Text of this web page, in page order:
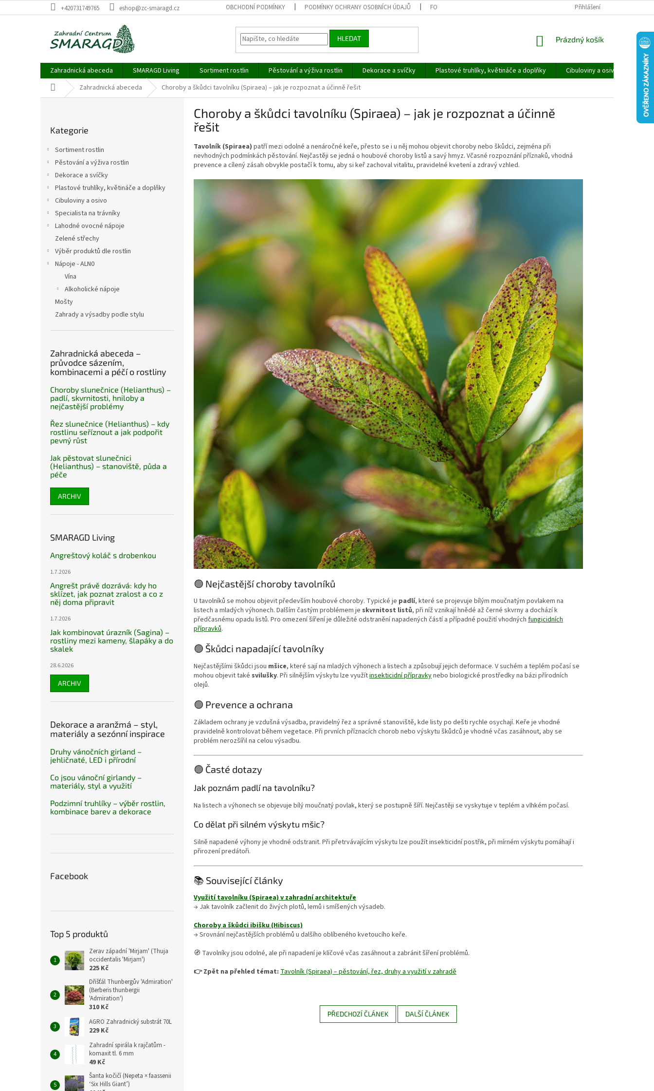
na
+420731749765 eshop@zc-smaragd.cz OBCHODNÍ PODMÍNKY PODMÍNKY OCHRANY OSOBNÍCH ÚDAJŮ FORMULÁŘ PRO UPLATNĚNÍ REKLAMACE REKLAMAČNÍ ŘÁD
Přihlášení
HLEDAT
NÁKUPNÍ
Prázdný košík
Zahradnická abeceda SMARAGD Living Sortiment rostlin Pěstování a výživa rostlin Dekorace a svíčky Plastové truhlíky, květináče a doplňky Cibuloviny a osivo
Domů Zahradnická abeceda Choroby a škůdci tavolníku (Spiraea) – jak je rozpoznat a účinně řešit
kategorie
Kategorie
Sortiment rostlin
Pěstování a výživa rostlin
Dekorace a svíčky
Plastové truhlíky, květináče a doplňky
Cibuloviny a osivo
Specialista na trávníky
Lahodné ovocné nápoje
Zelené střechy
Výběr produktů dle rostlin
Nápoje - ALN0
Vína
Alkoholické nápoje
Mošty
Zahrady a výsadby podle stylu
Zahradnická abeceda –
průvodce sázením,
kombinacemi a péčí o rostliny
Choroby slunečnice (Helianthus) –
padlí, skvrnitosti, hniloby a
nejčastější problémy
Řez slunečnice (Helianthus) – kdy
rostlinu seříznout a jak podpořit
pevný růst
Jak pěstovat slunečnici
(Helianthus) – stanoviště, půda a
péče
ARCHIV
SMARAGD Living
Angreštový koláč s drobenkou
1.7.2026
Angrešt právě dozrává: kdy ho
sklízet, jak poznat zralost a co z
něj doma připravit
1.7.2026
Jak kombinovat úrazník (Sagina) –
rostliny mezi kameny, šlapáky a do
skalek
28.6.2026
ARCHIV
Dekorace a aranžmá – styl,
materiály a sezónní inspirace
Druhy vánočních girland –
jehličnaté, LED i přírodní
Co jsou vánoční girlandy –
materiály, styl a využití
Podzimní truhlíky – výběr rostlin,
kombinace barev a dekorace
Facebook
Top 5 produktů
Zerav západní 'Mirjam' (Thuja
occidentalis 'Mirjam')
225 Kč
Dřišťál Thunbergův 'Admiration'
(Berberis thunbergii
'Admiration')
310 Kč
AGRO Zahradnický substrát 70L
229 Kč
Zahradní spirála k rajčatům -
komaxit tl. 6 mm
49 Kč
Šanta kočičí (Nepeta × faassenii
‘Six Hills Giant’)
Choroby a škůdci tavolníku (Spiraea) – jak je rozpoznat a účinně
řešit
Tavolník (Spiraea) patří mezi odolné a nenáročné keře, přesto se i u něj mohou objevit choroby nebo škůdci, zejména při
nevhodných podmínkách pěstování. Nejčastěji se jedná o houbové choroby listů a savý hmyz. Včasné rozpoznání příznaků, vhodná
prevence a cílený zásah obvykle postačí k tomu, aby si keř zachoval vitalitu, pravidelné kvetení a zdravý vzhled.
🟢 Nejčastější choroby tavolníků
U tavolníků se mohou objevit především houbové choroby. Typické je padlí, které se projevuje bílým moučnatým povlakem na
listech a mladých výhonech. Dalším častým problémem je skvrnitost listů, při níž vznikají hnědé až černé skvrny a dochází k
předčasnému opadu listů. Pro omezení šíření je důležité odstranění napadených částí a případné použití vhodných fungicidních
přípravků.
🟢 Škůdci napadající tavolníky
Nejčastějšími škůdci jsou mšice, které sají na mladých výhonech a listech a způsobují jejich deformace. V suchém a teplém počasí se
mohou objevit také svilušky. Při silnějším výskytu lze využítinsekticidní přípravkynebo biologické prostředky na bázi přírodních
olejů.
🟢 Prevence a ochrana
Základem ochrany je vzdušná výsadba, pravidelný řez a správné stanoviště, kde listy po dešti rychle osychají. Keře je vhodné
pravidelně kontrolovat během vegetace. Při prvních příznacích chorob nebo výskytu škůdců je vhodné včas zasáhnout, aby se
problém nerozšířil na celou výsadbu.
🟢 Časté dotazy
Jak poznám padlí na tavolníku?
Na listech a výhonech se objevuje bílý moučnatý povlak, který se postupně šíří. Nejčastěji se vyskytuje v teplém a vlhkém počasí.
Co dělat při silném výskytu mšic?
Silně napadené výhony je vhodné odstranit. Při přetrvávajícím výskytu lze použít insekticidní postřik, při mírném výskytu pomáhají i
přirození predátoři.
📚 Související články
Využití tavolníku (Spiraea) v zahradní architektuře
→ Jak tavolník začlenit do živých plotů, lemů i smíšených výsadeb.
Choroby a škůdci ibišku (Hibiscus)
→ Srovnání nejčastějších problémů u dalšího oblíbeného kvetoucího keře.
🧭 Tavolníky jsou odolné, ale při napadení je klíčové včas zasáhnout a zabránit šíření problémů.
👉 Zpět na přehled témat: Tavolník (Spiraea) – pěstování, řez, druhy a využití v zahradě
PŘEDCHOZÍ ČLÁNEK DALŠÍ ČLÁNEK